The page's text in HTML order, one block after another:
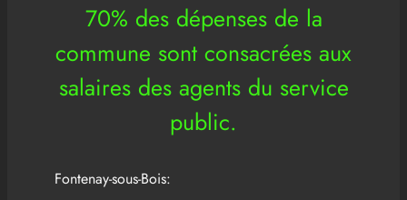
70% des dépenses de la
commune sont consacrées aux
salaires des agents du service
public.
Fontenay-sous-Bois: